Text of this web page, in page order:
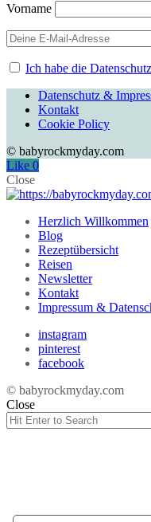
Vorname
Ich habe die
Datenschutz &
Kontakt
Cookie Policy
© babyrockmyday.com
Like 0
Close
Herzlich Willkommen
Blog
Rezeptübersicht
Reisen
Newsletter
Kontakt
Impressum &
instagram
pinterest
facebook
© babyrockmyday.com
Close
Search
for: